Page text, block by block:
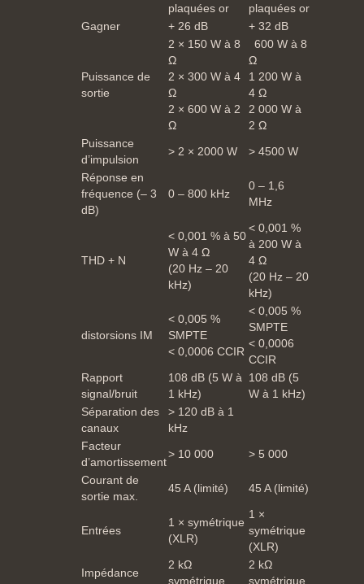
plaquées or
plaquées or
Gagner
+ 26 dB + 32 dB
Puissance de
sortie
2 × 150 W à 8
Ω
2 × 300 W à 4
Ω
2 × 600 W à 2
Ω
600 W à 8
Ω
1 200 W à
4 Ω
2 000 W à
2 Ω
Puissance
d’impulsion
> 2 × 2000 W
> 4500 W
Réponse en
fréquence (– 3
dB)
0 – 800 kHz
0 – 1,6
MHz
THD + N
< 0,001 % à 50
W à 4 Ω
(20 Hz – 20
kHz)
< 0,001 %
à 200 W à
4 Ω
(20 Hz – 20
kHz)
distorsions IM
< 0,005 %
SMPTE
< 0,0006 CCIR
< 0,005 %
SMPTE
< 0,0006
CCIR
Rapport
signal/bruit
108 dB (5 W à
1 kHz)
108 dB (5
W à 1 kHz)
Séparation des
canaux
> 120 dB à 1
kHz
Facteur
d’amortissement
> 10 000
> 5 000
Courant de
sortie max.
45 A (limité) 45 A (limité)
Entrées
1 × symétrique
(XLR)
1 ×
symétrique
(XLR)
Impédance
2 kΩ
symétrique
2 kΩ
symétrique